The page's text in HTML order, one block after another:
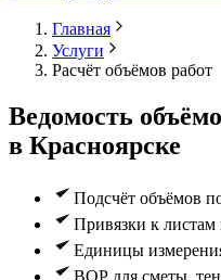
Главная
Услуги
Расчёт объёмов работ
Ведомость
в Красноярске
Подсчёт объёмов
Привязки к листам
Единицы
ВОР для сметы,